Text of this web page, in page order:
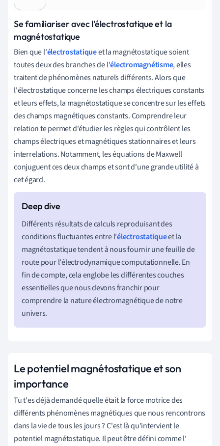
argument
for
\dfrac
Se familiariser avec l'électrostatique et la
magnétostatique
Bien que l'électrostatiqueet la magnétostatique soient
toutes deux des branches de l'électromagnétisme, elles
traitent de phénomènes naturels différents. Alors que
l'électrostatique concerne les champs électriques constants
et leurs effets, la magnétostatique se concentre sur les effets
des champs magnétiques constants. Comprendre leur
relation te permet d'étudier les règles qui contrôlent les
champs électriques et magnétiques stationnaires et leurs
interrelations. Notamment, les équations de Maxwell
conjuguent ces deux champs et sont d'une grande utilité à
cet égard.
Différents résultats de calculs reproduisant des
conditions fluctuantes entre l'électrostatiqueet la
magnétostatique tendent à nous fournir une feuille de
route pour l'électrodynamique computationnelle. En
fin de compte, cela englobe les différentes couches
essentielles que nous devons franchir pour
comprendre la nature électromagnétique de notre
univers.
Le potentiel magnétostatique et son
importance
Tu t'es déjà demandé quelle était la force motrice des
différents phénomènes magnétiques que nous rencontrons
dans la vie de tous les jours ? C'est là qu'intervient le
potentiel magnétostatique. Il peut être défini comme l'